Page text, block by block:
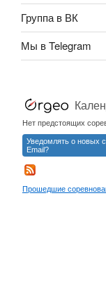
Группа в ВК
Мы в Telegram